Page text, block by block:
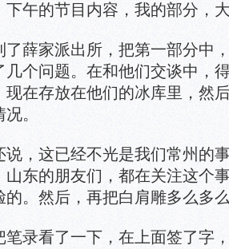
下午的节目内容，我的部分，
了薛家派出所，把第一部分中
几个问题。在和他们交谈中，
现在存放在他们的冰库里，然
。
说，这已经不光是我们常州的
山东的朋友们，都在关注这个
的。然后，再把白肩雕多么多
笔录看了一下，在上面签了字